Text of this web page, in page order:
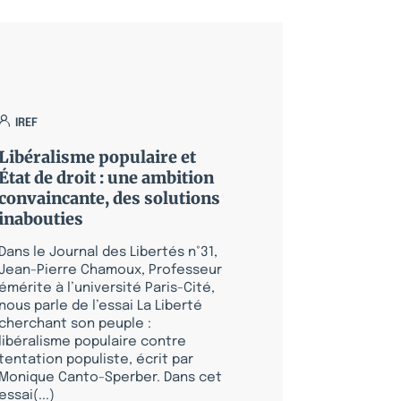
IREF
populaire et
de droit : une ambition
des solutions
le Journal des Libertés n°31,
Pierre Chamoux, Professeur
à l’université Paris-Cité,
parle de l’essai La Liberté
son peuple :
populaire contre
populiste, écrit par
Canto-Sperber. Dans cet